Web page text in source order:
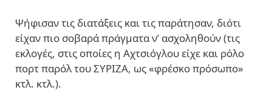
Ψήφισαν τις διατάξεις και τις παράτησαν, διότι
είχαν πιο σοβαρά πράγματα ν’ ασχοληθούν (τις
εκλογές, στις οποίες η Αχτσιόγλου είχε και ρόλο
πορτ παρόλ του ΣΥΡΙΖΑ, ως «φρέσκο πρόσωπο»
κτλ. κτλ.).